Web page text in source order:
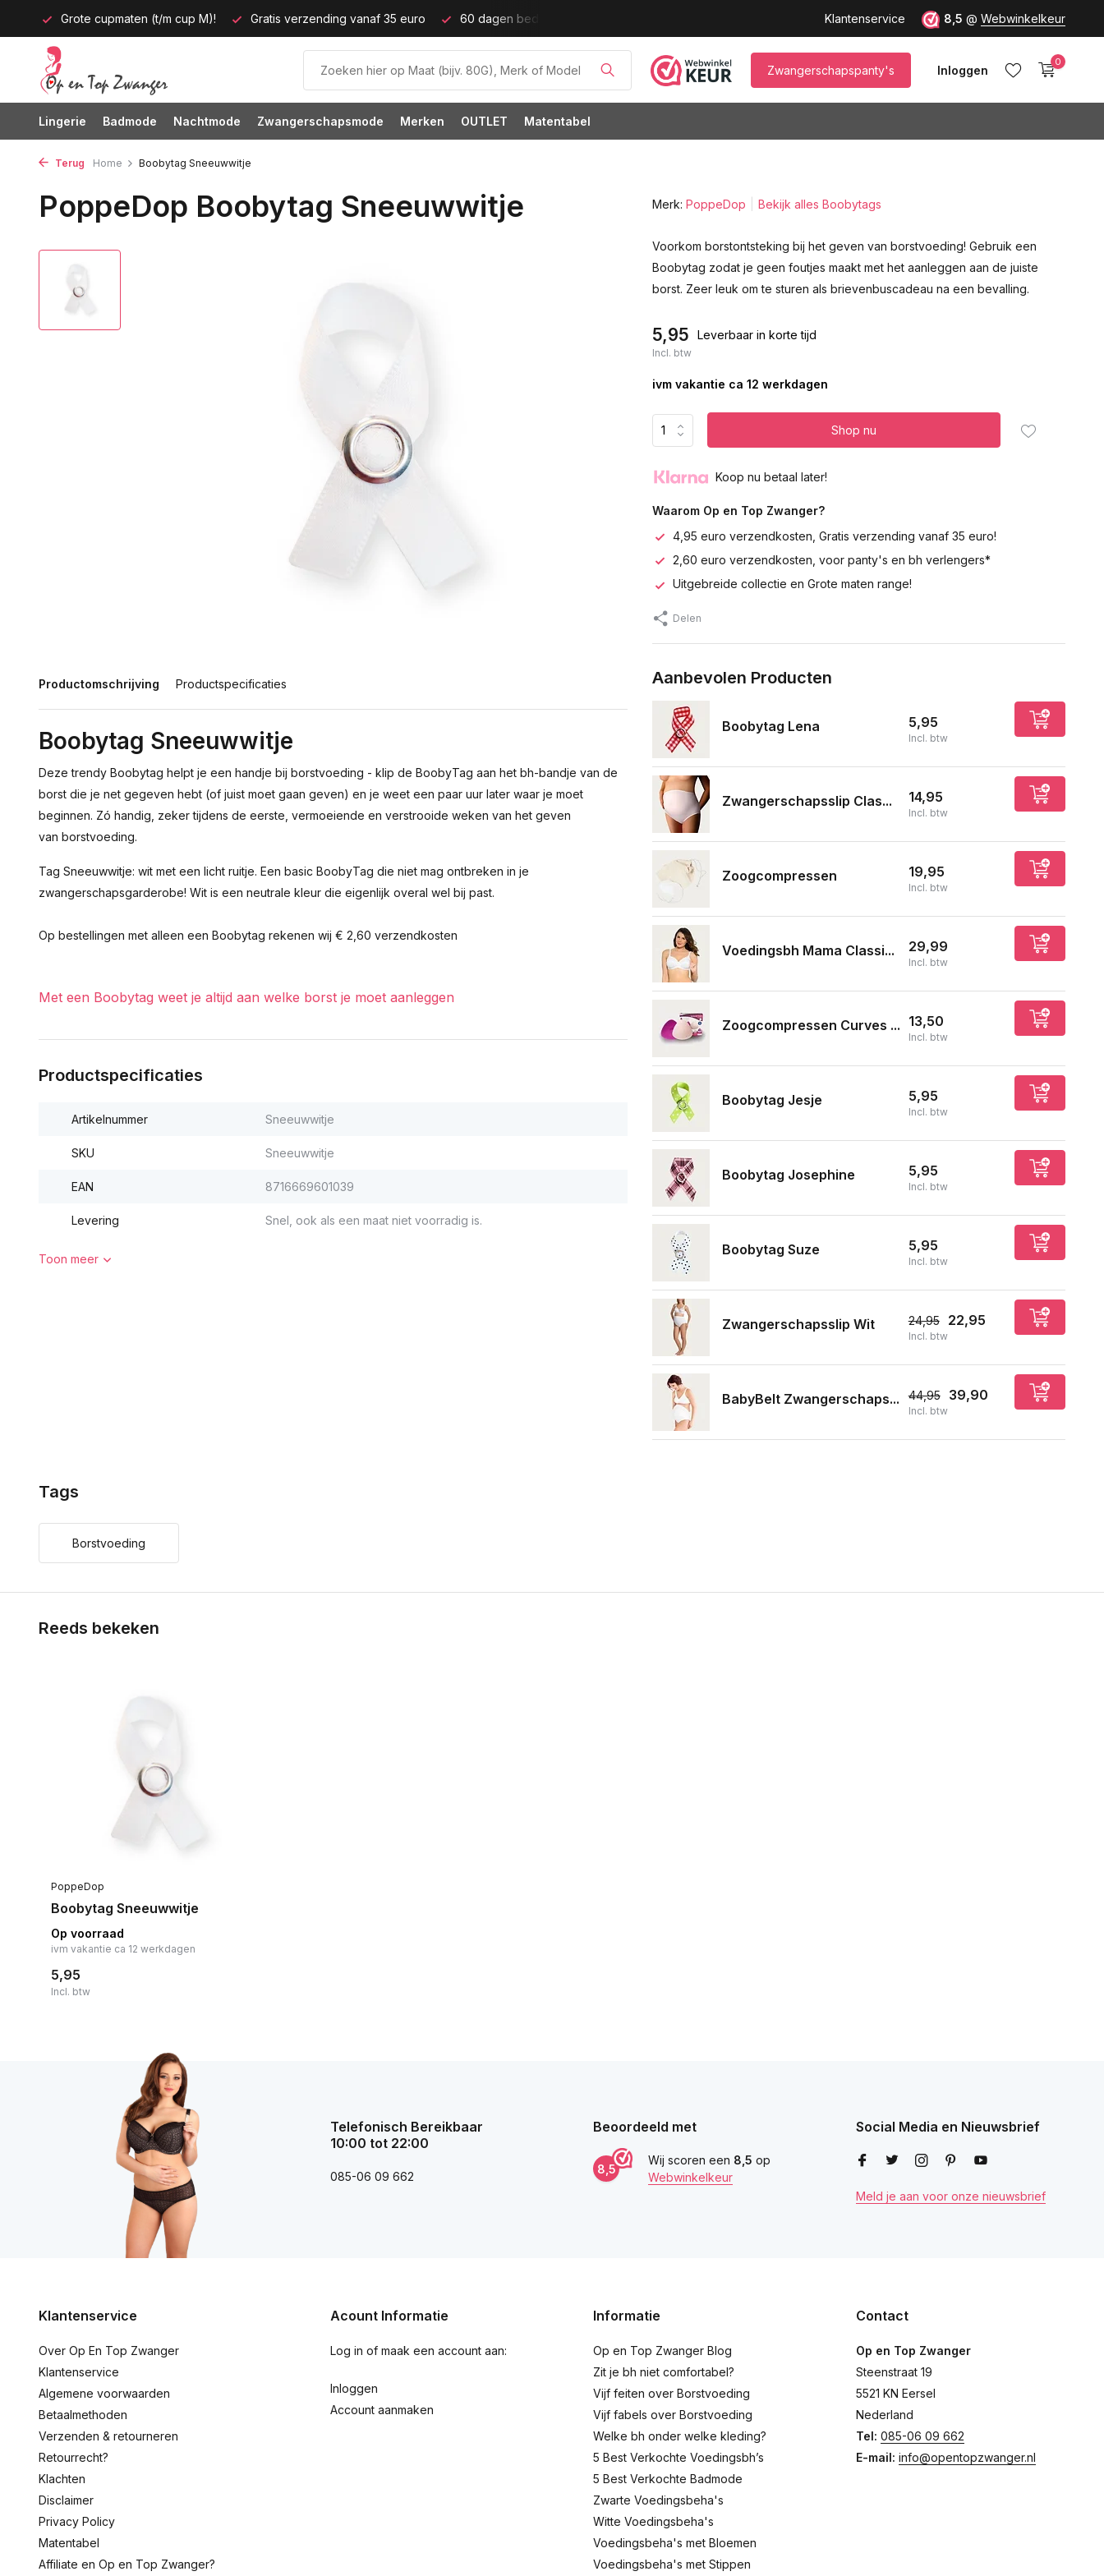
Grote cupmaten (t/m cup M)! Gratis verzending vanaf 35 euro 60 dagen bedenktijd! Klantenservice 8,5 @ Webwinkelkeur
Zwangerschapspanty's Inloggen
0
Lingerie Badmode Nachtmode Zwangerschapsmode Merken OUTLET Matentabel
Terug Home Boobytag Sneeuwwitje
PoppeDop Boobytag Sneeuwwitje
Productomschrijving Productspecificaties
Boobytag Sneeuwwitje
Deze trendy Boobytag helpt je een handje bij borstvoeding - klip de BoobyTag aan het bh-bandje van de
borst die je net gegeven hebt (of juist moet gaan geven) en je weet een paar uur later waar je moet
beginnen. Zó handig, zeker tijdens de eerste, vermoeiende en verstrooide weken van het geven
van borstvoeding.
Tag Sneeuwwitje: wit met een licht ruitje. Een basic BoobyTag die niet mag ontbreken in je
zwangerschapsgarderobe! Wit is een neutrale kleur die eigenlijk overal wel bij past.
Op bestellingen met alleen een Boobytag rekenen wij € 2,60 verzendkosten
Met een Boobytag weet je altijd aan welke borst je moet aanleggen
Productspecificaties
Artikelnummer Sneeuwwitje
SKU Sneeuwwitje
EAN 8716669601039
Levering Snel, ook als een maat niet voorradig is.
Toon meer
Merk: PoppeDop Bekijk alles Boobytags
Voorkom borstontsteking bij het geven van borstvoeding! Gebruik een
Boobytag zodat je geen foutjes maakt met het aanleggen aan de juiste
borst. Zeer leuk om te sturen als brievenbuscadeau na een bevalling.
5,95 Leverbaar in korte tijd
Incl. btw
ivm vakantie ca 12 werkdagen
Shop nu
Koop nu betaal later!
Waarom Op en Top Zwanger?
4,95 euro verzendkosten, Gratis verzending vanaf 35 euro!
2,60 euro verzendkosten, voor panty's en bh verlengers*
Uitgebreide collectie en Grote maten range!
Delen
Aanbevolen Producten
Boobytag Lena 5,95
Incl. btw
Zwangerschapsslip Clas... 14,95
Incl. btw
Zoogcompressen 19,95
Incl. btw
Voedingsbh Mama Classi... 29,99
Incl. btw
Zoogcompressen Curves ... 13,50
Incl. btw
Boobytag Jesje 5,95
Incl. btw
Boobytag Josephine 5,95
Incl. btw
Boobytag Suze 5,95
Incl. btw
Zwangerschapsslip Wit 24,95 22,95
Incl. btw
BabyBelt Zwangerschaps... 44,95 39,90
Incl. btw
Tags
Borstvoeding
Reeds bekeken
PoppeDop
Boobytag Sneeuwwitje
Op voorraad
ivm vakantie ca 12 werkdagen
5,95
Incl. btw
Telefonisch Bereikbaar
10:00 tot 22:00
085-06 09 662
Beoordeeld met
8,5
Wij scoren een 8,5 op
Webwinkelkeur
Social Media en Nieuwsbrief
Meld je aan voor onze nieuwsbrief
Klantenservice
Over Op En Top Zwanger
Klantenservice
Algemene voorwaarden
Betaalmethoden
Verzenden & retourneren
Retourrecht?
Klachten
Disclaimer
Privacy Policy
Matentabel
Affiliate en Op en Top Zwanger?
Acount Informatie
Log in of maak een account aan:
Inloggen
Account aanmaken
Informatie
Op en Top Zwanger Blog
Zit je bh niet comfortabel?
Vijf feiten over Borstvoeding
Vijf fabels over Borstvoeding
Welke bh onder welke kleding?
5 Best Verkochte Voedingsbh’s
5 Best Verkochte Badmode
Zwarte Voedingsbeha's
Witte Voedingsbeha's
Voedingsbeha's met Bloemen
Voedingsbeha's met Stippen
Contact
Op en Top Zwanger
Steenstraat 19
5521 KN Eersel
Nederland
Tel: 085-06 09 662
E-mail: info@opentopzwanger.nl